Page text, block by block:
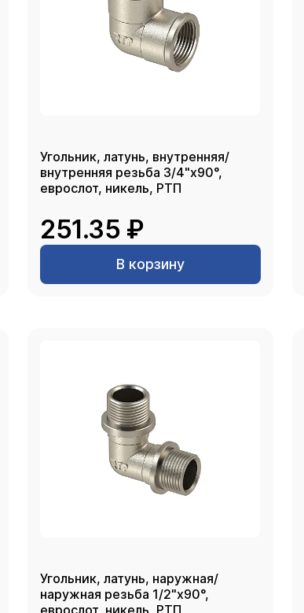
Угольник, латунь, внутренняя/
внутренняя резьба 3/4"х90°,
еврослот, никель, РТП
251.35 ₽
В корзину
Угольник, латунь, наружная/
наружная резьба 1/2"х90°,
еврослот, никель, РТП